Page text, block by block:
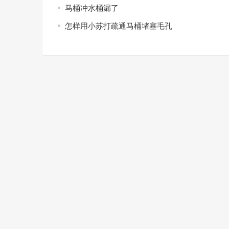
马桶冲水桶漏了
怎样用小苏打疏通马桶堵塞毛孔